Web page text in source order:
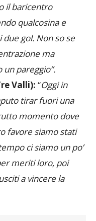
il baricentro
qualcosina e
gol. Non so se
ma
pareggio”.
Valli): “Oggi in
tirar fuori una
momento dove
favore siamo stati
ci siamo un po’
meriti loro, poi
a vincere la